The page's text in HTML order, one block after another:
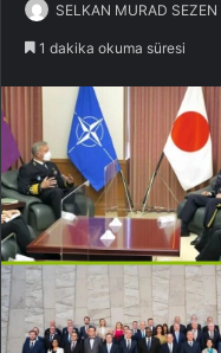
SELKAN MURAD SEZEN
1 dakika okuma süresi